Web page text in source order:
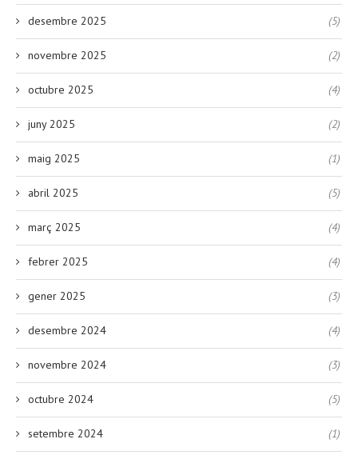
desembre 2025 (5)
novembre 2025 (2)
octubre 2025 (4)
juny 2025 (2)
maig 2025 (1)
abril 2025 (5)
març 2025 (4)
febrer 2025 (4)
gener 2025 (3)
desembre 2024 (4)
novembre 2024 (3)
octubre 2024 (5)
setembre 2024 (1)